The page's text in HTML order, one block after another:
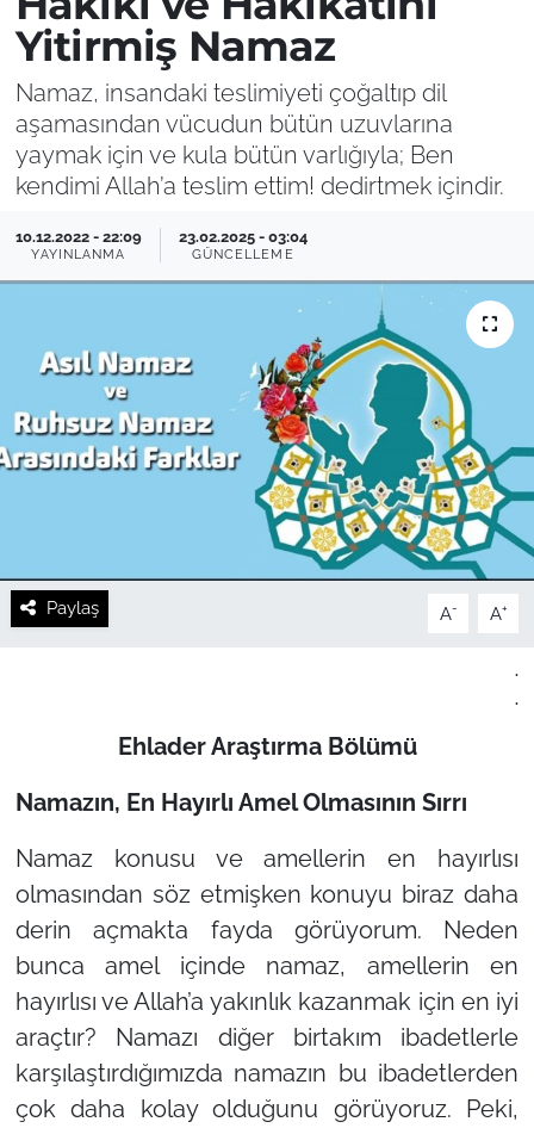
Yitirmiş Namaz
Namaz, insandaki teslimiyeti çoğaltıp dil
aşamasından vücudun bütün uzuvlarına
yaymak için ve kula bütün varlığıyla; Ben
kendimi Allah’a teslim ettim! dedirtmek içindir.
10.12.2022 - 22:09
YAYINLANMA
23.02.2025 - 03:04
GÜNCELLEME
Paylaş A- A+
.
.
Ehlader Araştırma Bölümü
Namazın, En Hayırlı Amel Olmasının Sırrı
Namaz konusu ve amellerin en hayırlısı
olmasından söz etmişken konuyu biraz daha
derin açmakta fayda görüyorum. Neden
bunca amel içinde namaz, amellerin en
hayırlısı ve Allah’a yakınlık kazanmak için en iyi
araçtır? Namazı diğer birtakım ibadetlerle
karşılaştırdığımızda namazın bu ibadetlerden
çok daha kolay olduğunu görüyoruz. Peki,